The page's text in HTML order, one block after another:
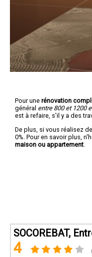
Pour une rénovation
général entre 800 et 1200
est à refaire, s'il y a des
De plus, si vous réalisez
0%. Pour en savoir plus,
maison ou appartement
SOCOREBAT,
4